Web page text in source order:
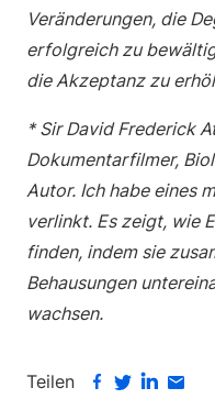
Veränderungen, die
erfolgreich zu
die Akzeptanz zu
* Sir David Frederick
Dokumentarfilmer,
Autor. Ich habe eines
verlinkt. Es zeigt, wie
finden, indem sie
Behausungen
wachsen.
Teilen